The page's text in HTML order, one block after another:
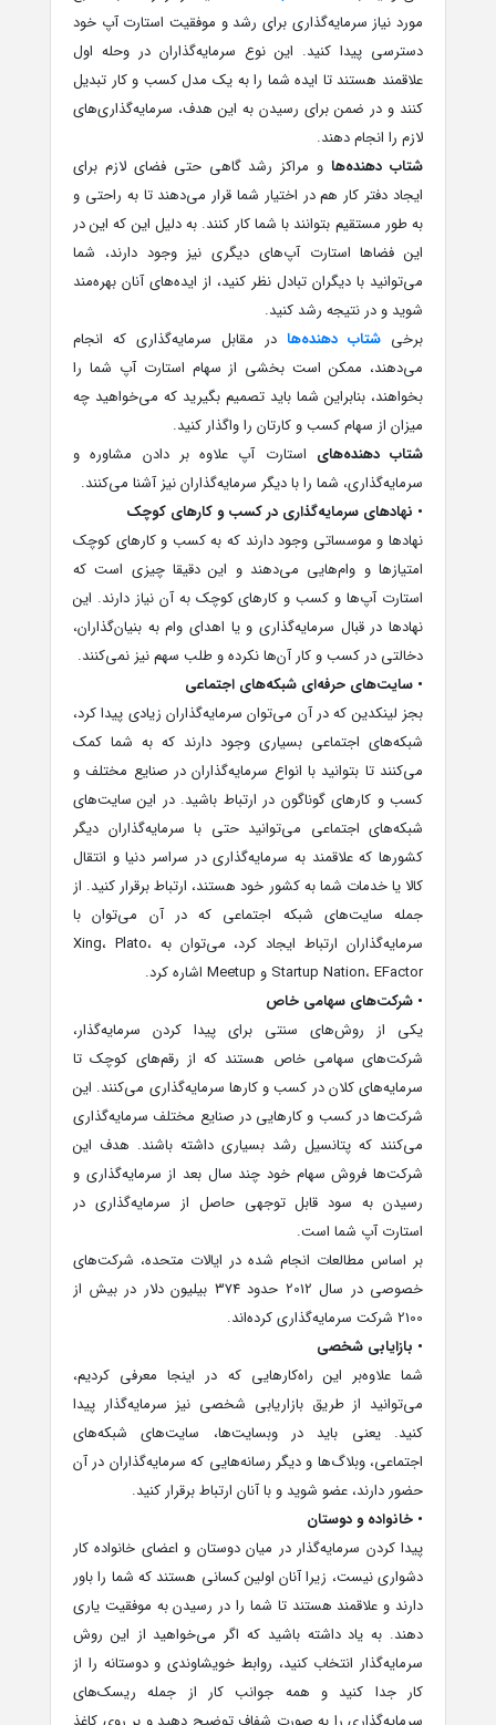
مورد نیاز سرمایه‌گذاری برای رشد و موفقیت استارت آپ خود
دسترسی پیدا کنید. این نوع سرمایه‌گذاران در وحله اول
علاقمند هستند تا ایده شما را به یک مدل کسب و کار تبدیل
کنند و در ضمن برای رسیدن به این هدف، سرمایه‌گذاری‌های
لازم را انجام دهند.
شتاب‌ دهنده‌هاو مراکز رشد گاهی حتی فضای لازم برای
ایجاد دفتر کار هم در اختیار شما قرار می‌دهند تا به راحتی و
به طور مستقیم بتوانند با شما کار کنند. به دلیل این که این در
این فضاها استارت آپ‌های دیگری نیز وجود دارند، شما
می‌توانید با دیگران تبادل نظر کنید، از ایده‌های آنان بهره‌مند
شوید و در نتیجه رشد کنید.
برخیشتاب‌ دهنده‌ها در مقابل سرمایه‌گذاری که انجام
می‌دهند، ممکن است بخشی از سهام استارت آپ شما را
بخواهند، بنابراین شما باید تصمیم بگیرید که می‌خواهید چه
میزان از سهام کسب و کارتان را واگذار کنید.
شتاب‌ دهنده‌های استارت آپ علاوه بر دادن مشاوره و
سرمایه‌گذاری، شما را با دیگر سرمایه‌گذاران نیز آشنا می‌کنند.
• نهادهای سرمایه‌گذاری در کسب و کارهای کوچک
نهادها و موسساتی وجود دارند که به کسب و کارهای کوچک
امتیازها و وام‌هایی می‌دهند و این دقیقا چیزی است که
استارت آپ‌ها و کسب و کارهای کوچک به آن نیاز دارند. این
نهادها در قبال سرمایه‌گذاری و یا اهدای وام به بنیان‌گذاران،
دخالتی در کسب و کار آن‌ها نکرده و طلب سهم نیز نمی‌کنند.
• سایت‌های حرفه‌ای شبکه‌های اجتماعی
بجز لینکدین که در آن می‌توان سرمایه‌گذاران زیادی پیدا کرد،
شبکه‌های اجتماعی بسیاری وجود دارند که به شما کمک
می‌کنند تا بتوانید با انواع سرمایه‌گذاران در صنایع مختلف و
کسب و کارهای گوناگون در ارتباط باشید. در این سایت‌های
شبکه‌های اجتماعی می‌توانید حتی با سرمایه‌گذاران دیگر
کشورها که علاقمند به سرمایه‌گذاری در سراسر دنیا و انتقال
کالا یا خدمات شما به کشور خود هستند، ارتباط برقرار کنید. از
جمله سایت‌های شبکه اجتماعی که در آن می‌توان با
سرمایه‌گذاران ارتباط ایجاد کرد، می‌توان به Xing، Plato،
Startup Nation، EFactor و Meetup اشاره کرد.
• شرکت‌های سهامی خاص
یکی از روش‌های سنتی برای پیدا کردن سرمایه‌گذار،
شرکت‌های سهامی خاص هستند که از رقم‌های کوچک تا
سرمایه‌‌های کلان در کسب و کارها سرمایه‌گذاری می‌کنند. این
شرکت‌ها در کسب و کارهایی در صنایع مختلف سرمایه‌گذاری
می‌کنند که پتانسیل رشد بسیاری داشته باشند. هدف این
شرکت‌ها فروش سهام خود چند سال بعد از سرمایه‌گذاری و
رسیدن به سود قابل توجهی حاصل از سرمایه‌گذاری در
استارت آپ شما است.
بر اساس مطالعات انجام شده در ایالات متحده، شرکت‌های
خصوصی در سال 2012 حدود 374 بیلیون دلار در بیش از
2100 شرکت سرمایه‌گذاری کرده‌اند.
• بازایابی شخصی
شما علاوه‌بر این راه‌کارهایی که در اینجا معرفی کردیم،
می‌توانید از طریق بازاریابی شخصی نیز سرمایه‌گذار پیدا
کنید. یعنی باید در وبسایت‌ها، سایت‌های شبکه‌های
اجتماعی، وبلاگ‌ها و دیگر رسانه‌هایی که سرمایه‌گذاران در آن
حضور دارند، عضو شوید و با آنان ارتباط برقرار کنید.
• خانواده و دوستان
پیدا کردن سرمایه‌گذار در میان دوستان و اعضای خانواده کار
دشواری نیست، زیرا آنان اولین کسانی هستند که شما را باور
دارند و علاقمند هستند تا شما را در رسیدن به موفقیت یاری
دهند. به یاد داشته باشید که اگر می‌خواهید از این روش
سرمایه‌گذار انتخاب کنید، روابط خویشاوندی و دوستانه را از
کار جدا کنید و همه جوانب کار از جمله ریسک‌های